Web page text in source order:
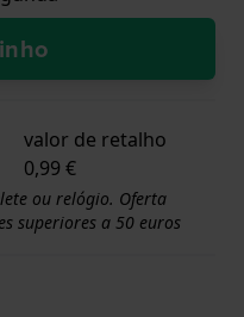
valor de retalho
0,99 €
ou relógio. Oferta
superiores a 50 euros